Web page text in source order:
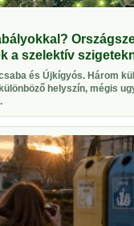
a szelektív
és Újkígyós. Három
helyszín, mégis